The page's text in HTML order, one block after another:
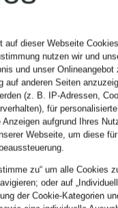
auf dieser Webseite
nutzen wir und
und unser
auf anderen Seiten
(z. B. IP-Adressen,
für
aufgrund Ihres
Webseite, um diese
zu“ um alle Cookies
oder auf
der Cookie-Kategorien